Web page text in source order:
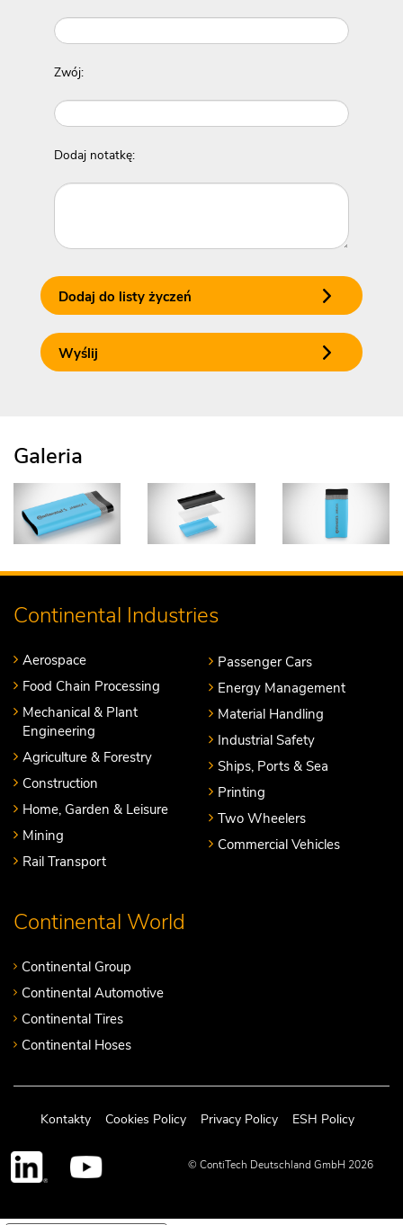
Zwój:
Dodaj notatkę:
Dodaj do listy życzeń
Wyślij
Galeria
Continental Industries
Aerospace
Food Chain Processing
Mechanical & Plant
Engineering
Agriculture & Forestry
Construction
Home, Garden & Leisure
Mining
Rail Transport
Passenger Cars
Energy Management
Material Handling
Industrial Safety
Ships, Ports & Sea
Printing
Two Wheelers
Commercial Vehicles
Continental World
Continental Group
Continental Automotive
Continental Tires
Continental Hoses
Kontakty Cookies Policy Privacy Policy ESH Policy
© ContiTech Deutschland GmbH 2026